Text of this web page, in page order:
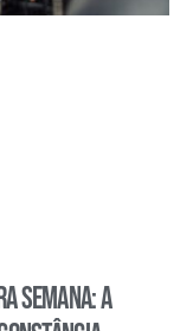
semana: a